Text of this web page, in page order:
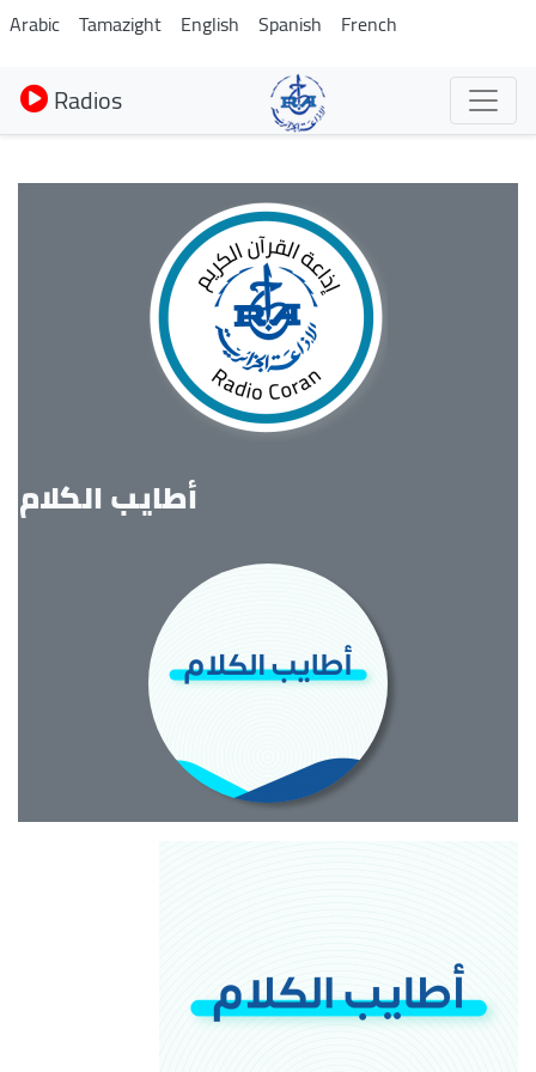
Aller
au
contenu
principal
Arabic Tamazight English Spanish French
Radios
أطايب الكلام